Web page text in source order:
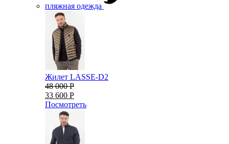
пляжная одежда
Жилет LASSE-D2
48 000 Р
33 600 Р
Посмотреть